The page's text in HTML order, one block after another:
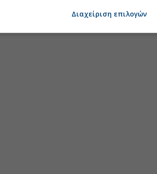
Διαχείριση επιλογών